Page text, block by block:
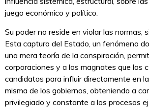
juego económico y político.
Su poder no reside en violar las normas,
Esta captura del Estado, un fenómeno
una mera teoría de la conspiración,
corporaciones y a los magnates que las
candidatos para influir directamente en
misma de los gobiernos, obteniendo a
privilegiado y constante a los procesos